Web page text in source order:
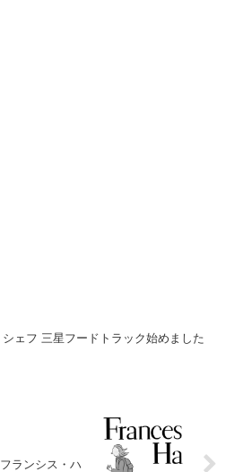
シェフ 三星フードトラック始めました
フランシス・ハ